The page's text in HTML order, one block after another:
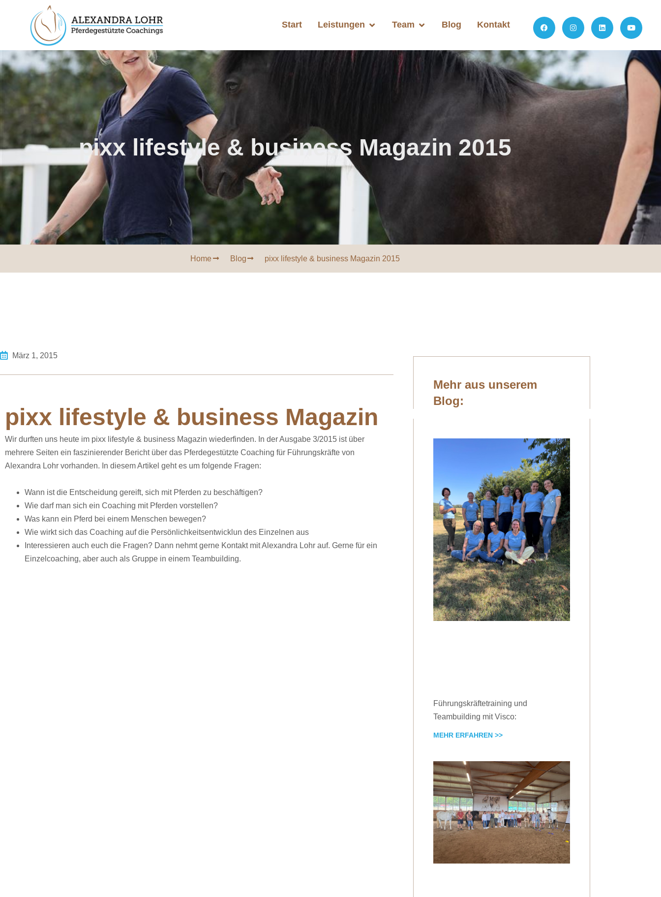
Start Leistungen Team Blog Kontakt
pixx lifestyle & business Magazin 2015
Home Blog pixx lifestyle & business Magazin 2015
März 1, 2015
pixx lifestyle & business Magazin
Wir durften uns heute im pixx lifestyle & business Magazin wiederfinden. In der Ausgabe 3/2015 ist über
mehrere Seiten ein faszinierender Bericht über das Pferdegestützte Coaching für Führungskräfte von
Alexandra Lohr vorhanden. In diesem Artikel geht es um folgende Fragen:
Wann ist die Entscheidung gereift, sich mit Pferden zu beschäftigen?
Wie darf man sich ein Coaching mit Pferden vorstellen?
Was kann ein Pferd bei einem Menschen bewegen?
Wie wirkt sich das Coaching auf die Persönlichkeitsentwicklun des Einzelnen aus
Interessieren auch euch die Fragen? Dann nehmt gerne Kontakt mit Alexandra Lohr auf. Gerne für ein
Einzelcoaching, aber auch als Gruppe in einem Teambuilding.
Mehr aus unserem
Blog:
Führungskräftetraining und
Teambuilding mit Visco:
MEHR ERFAHREN >>